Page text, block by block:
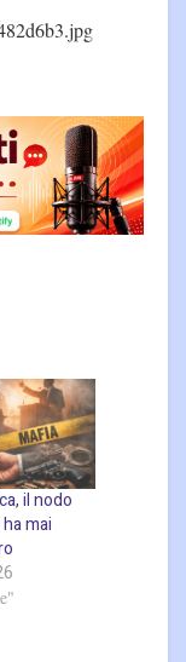
il nodo
mai